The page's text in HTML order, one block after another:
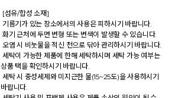
상품 택을 확인하시기 바랍니다.
바랍니다.